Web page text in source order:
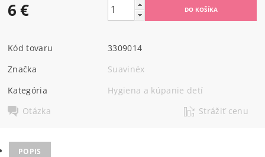
6 €
Kód tovaru
3309014
Značka
Suavinéx
Kategória
Hygiena a kúpanie detí
Otázka
Strážiť cenu
POPIS